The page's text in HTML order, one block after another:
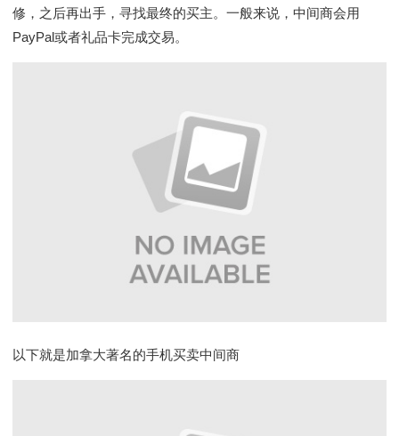
修，之后再出手，寻找最终的买主。一般来说，中间商会用
PayPal或者礼品卡完成交易。
以下就是加拿大著名的手机买卖中间商